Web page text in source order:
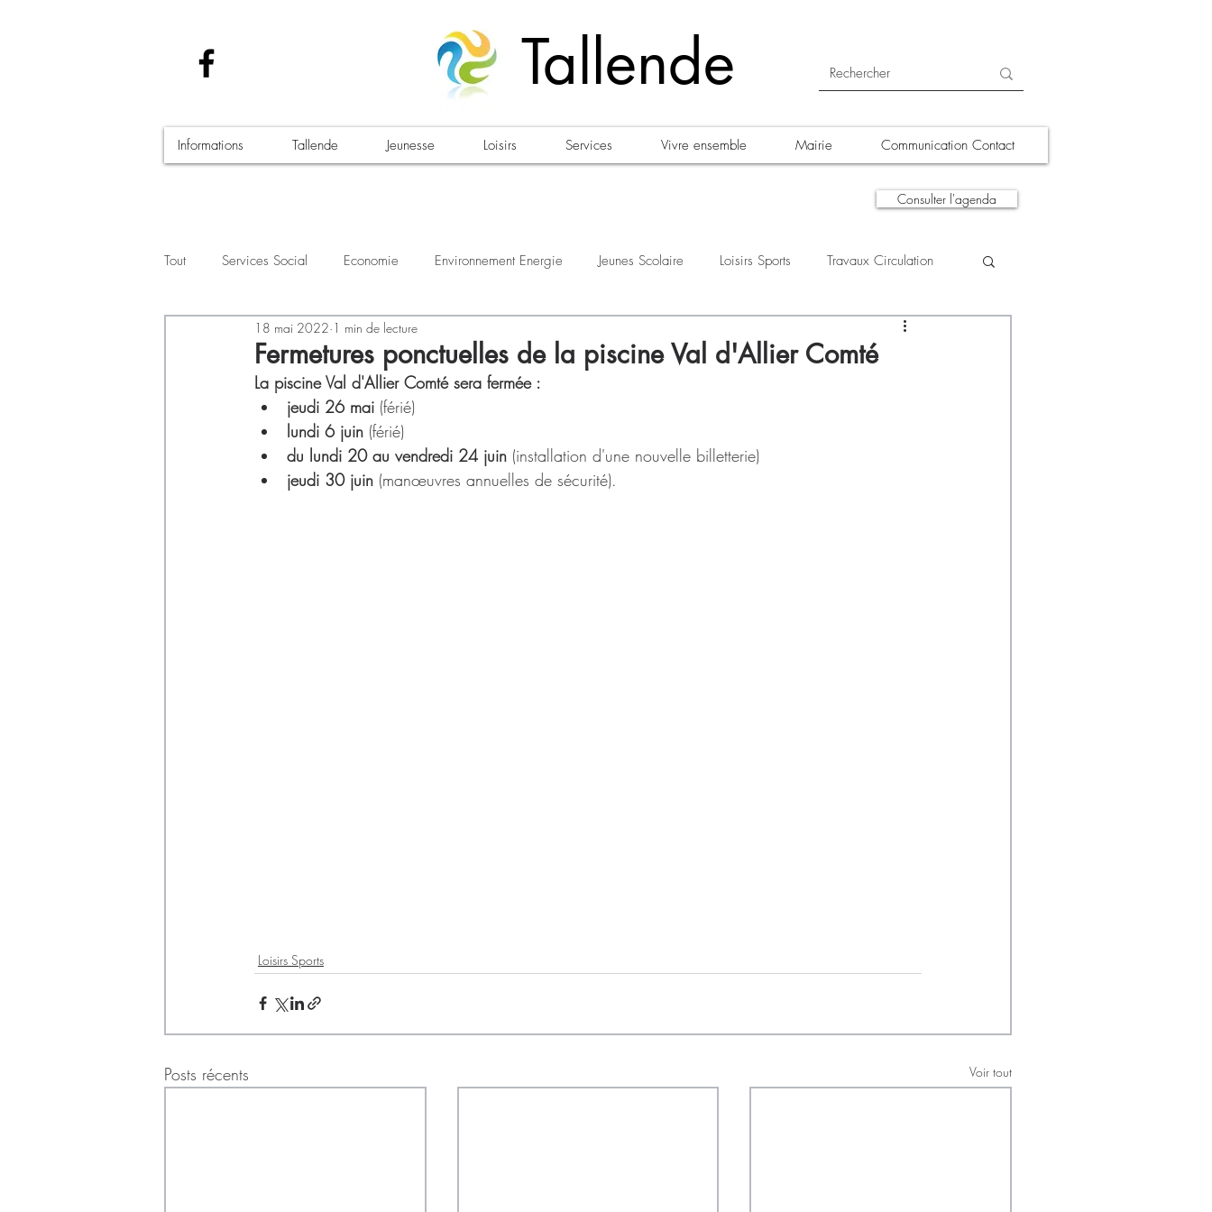
Tallende
Informations Tallende Jeunesse Loisirs Services Vivre ensemble Mairie Communication Contact
Consulter l'agenda
Tout Services Social Economie Environnement Energie Jeunes Scolaire Loisirs Sports Travaux Circulation
Santé - Covid-19 Culture Manifestations A la une
Fermetures ponctuelles de la piscine Val d'Allier Comté
18 mai 2022 1 min de lecture
La piscine Val d'Allier Comté sera fermée :
jeudi 26 mai (férié)
lundi 6 juin (férié)
du lundi 20 au vendredi 24 juin (installation d'une nouvelle billetterie)
jeudi 30 juin (manœuvres annuelles de sécurité).
Loisirs Sports
Posts récents Voir tout